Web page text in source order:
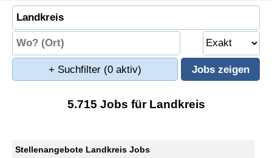
+ Suchfilter (0 aktiv)
5.715 Jobs für Landkreis
Stellenangebote Landkreis Jobs